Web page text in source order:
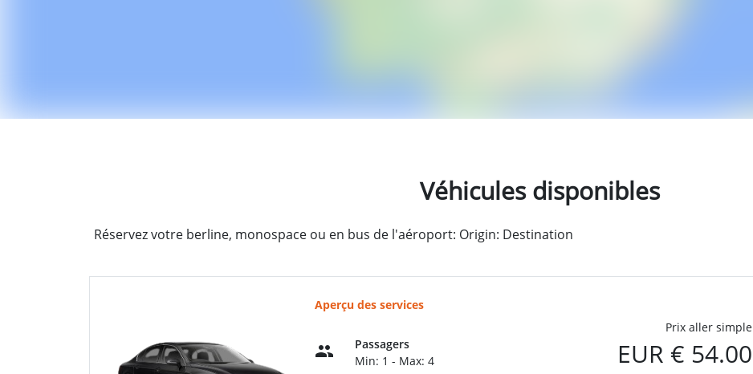
Véhicules disponibles
Réservez votre berline, monospace ou en bus de l'aéroport: Origin: Destination
Aperçu des services
Passagers
Min: 1 - Max: 4
Prix aller simple
EUR € 54.00